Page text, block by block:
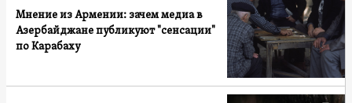
Мнение из Армении: зачем медиа в
Азербайджане публикуют "сенсации"
по Карабаху